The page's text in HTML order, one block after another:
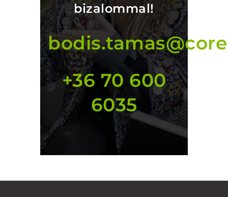
bizalommal!
+36 70 600
6035